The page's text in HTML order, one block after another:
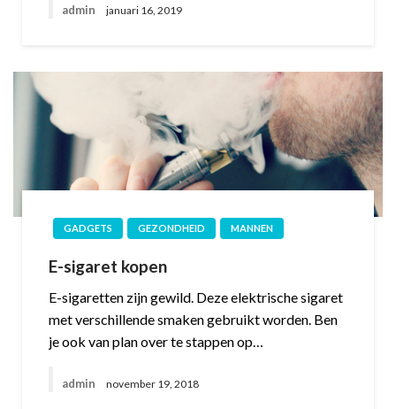
admin januari 16, 2019
GADGETS GEZONDHEID MANNEN
E-sigaret kopen
E-sigaretten zijn gewild. Deze elektrische sigaret
met verschillende smaken gebruikt worden. Ben
je ook van plan over te stappen op…
admin november 19, 2018